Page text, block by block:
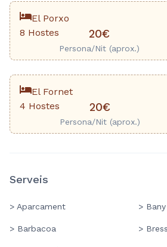
El Porxo
8 Hostes
20€
Persona/Nit (aprox.)
El Fornet
4 Hostes
20€
Persona/Nit (aprox.)
Serveis
> Aparcament >
> Barbacoa >